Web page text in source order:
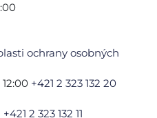
ochrany osobných
+421 2 323 132 20
2 323 132 11